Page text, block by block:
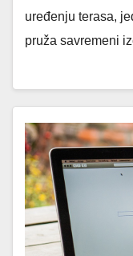
uređenju terasa,
pruža savremeni